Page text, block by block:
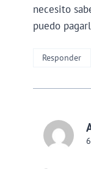
necesito
puedo
Responder